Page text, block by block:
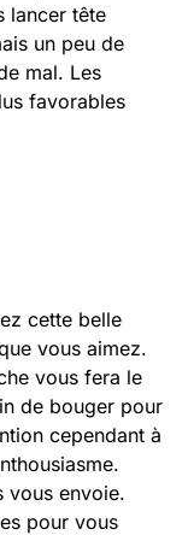
lancer tête
un peu de
mal. Les
favorables
cette belle
vous aimez.
vous fera le
de bouger pour
cependant à
vous envoie.
pour vous